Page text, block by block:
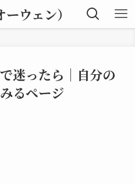
ウェン）
迷ったら｜自分の
るページ